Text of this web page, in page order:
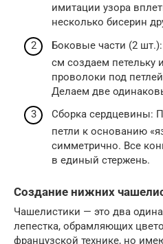
имитации узора
несколько бисерин
Боковые части (2
см создаем петельку
проволоки под
Делаем две
Сборка сердцевины:
петли к основанию
симметрично. Все
в единый стержень.
Создание нижних
Чашелистики — это два
лепестка, обрамляющих
французской технике, но